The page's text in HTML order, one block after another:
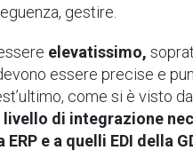
gestire.
elevatissimo,
essere precise e
come si è visto
livello di integrazione
ERP e a quelli EDI della